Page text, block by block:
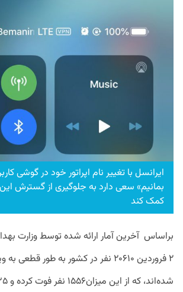
ایرانسل با تغییر نام اپراتور خود در گوشی
بمانیم» سعی دارد به جلوگیری از گسترش
کمک کند
براساس آخرین آمار ارائه شده توسط وزارت
۲ فروردین ۲۰۶۱۰ نفر در کشور به طور